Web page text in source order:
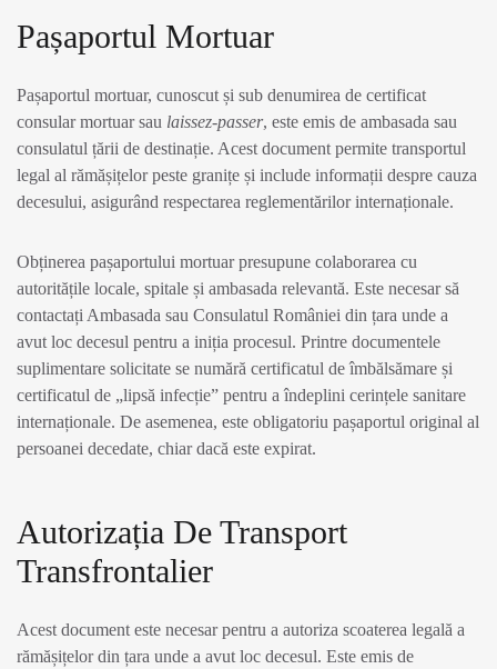
Pașaportul Mortuar
Pașaportul mortuar, cunoscut și sub denumirea de certificat
consular mortuar sau laissez-passer, este emis de ambasada sau
consulatul țării de destinație. Acest document permite transportul
legal al rămășițelor peste granițe și include informații despre cauza
decesului, asigurând respectarea reglementărilor internaționale.
Obținerea pașaportului mortuar presupune colaborarea cu
autoritățile locale, spitale și ambasada relevantă. Este necesar să
contactați Ambasada sau Consulatul României din țara unde a
avut loc decesul pentru a iniția procesul. Printre documentele
suplimentare solicitate se numără certificatul de îmbălsămare și
certificatul de „lipsă infecție” pentru a îndeplini cerințele sanitare
internaționale. De asemenea, este obligatoriu pașaportul original al
persoanei decedate, chiar dacă este expirat.
Autorizația De Transport
Transfrontalier
Acest document este necesar pentru a autoriza scoaterea legală a
rămășițelor din țara unde a avut loc decesul. Este emis de